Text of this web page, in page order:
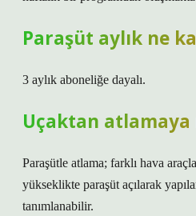
Paraşüt aylık ne
3 aylık aboneliğe dayalı.
Uçaktan atlamaya
Paraşütle atlama; farklı hava
yükseklikte paraşüt açılarak
tanımlanabilir.